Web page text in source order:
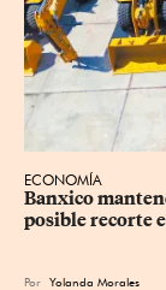
ECONOMÍA
Banxico
posible recorte
Por Yolanda Morales